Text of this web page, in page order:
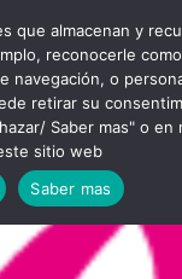
que almacenan y
reconocerle
navegación, o
retirar su
Saber mas" o en
sitio web
Saber mas